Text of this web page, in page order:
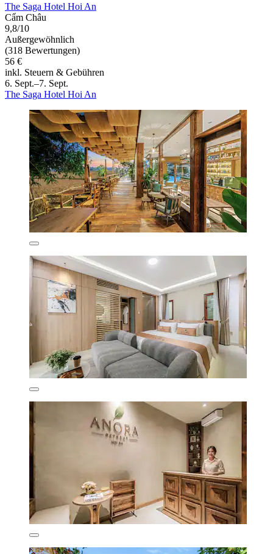
The Saga Hotel Hoi An
Cẩm Châu
9,8/10
Außergewöhnlich
(318 Bewertungen)
56 €
inkl. Steuern & Gebühren
6. Sept.–7. Sept.
The Saga Hotel Hoi An